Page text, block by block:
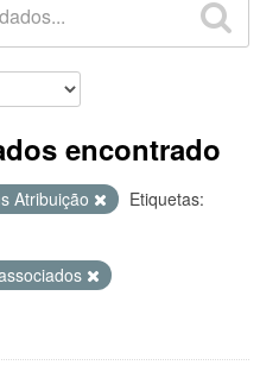
encontrado
Atribuição
Etiquetas: